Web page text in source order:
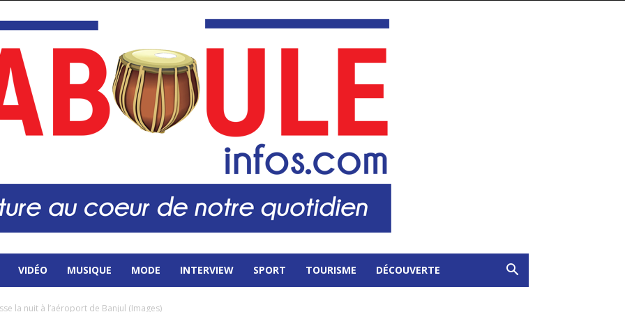
VIDÉO MUSIQUE MODE INTERVIEW SPORT TOURISME DÉCOUVERTE
la nuit à l’aéroport de Banjul (Images)